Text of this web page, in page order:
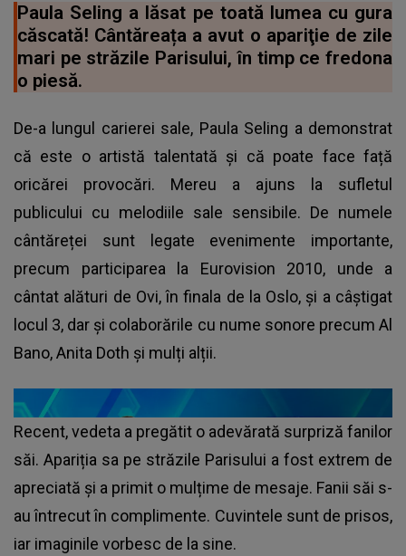
Paula Seling a lăsat pe toată lumea cu gura
căscată! Cântăreața a avut o apariţie de zile
mari pe străzile Parisului, în timp ce fredona
o piesă.
De-a lungul carierei sale, Paula Seling a demonstrat
că este o artistă talentată și că poate face față
oricărei provocări. Mereu a ajuns la sufletul
publicului cu melodiile sale sensibile. De numele
cântăreței sunt legate evenimente importante,
precum participarea la Eurovision 2010, unde a
cântat alături de Ovi, în finala de la Oslo, și a câștigat
locul 3, dar și colaborările cu nume sonore precum Al
Bano, Anita Doth și mulți alții.
Recent, vedeta a pregătit o adevărată surpriză fanilor
săi. Apariția sa pe străzile Parisului a fost extrem de
apreciată și a primit o mulțime de mesaje. Fanii săi s-
au întrecut în complimente. Cuvintele sunt de prisos,
iar imaginile vorbesc de la sine.